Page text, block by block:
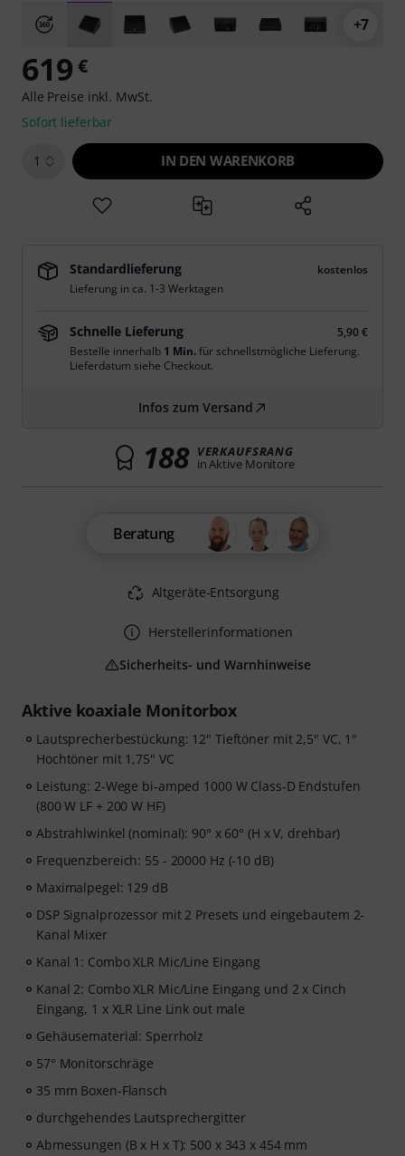
+7
Aktive koaxiale Monitorbox
Lautsprecherbestückung: 12" Tieftöner mit 2,5" VC, 1"
Hochtöner mit 1,75" VC
Leistung: 2-Wege bi-amped 1000 W Class-D Endstufen
(800 W LF + 200 W HF)
Abstrahlwinkel (nominal): 90° x 60° (H x V, drehbar)
Frequenzbereich: 55 - 20000 Hz (-10 dB)
Maximalpegel: 129 dB
DSP Signalprozessor mit 2 Presets und eingebautem 2-
Kanal Mixer
Kanal 1: Combo XLR Mic/Line Eingang
Kanal 2: Combo XLR Mic/Line Eingang und 2 x Cinch
Eingang, 1 x XLR Line Link out male
Gehäusematerial: Sperrholz
57° Monitorschräge
35 mm Boxen-Flansch
durchgehendes Lautsprechergitter
Abmessungen (B x H x T): 500 x 343 x 454 mm
619 €
Alle Preise inkl. MwSt.
Sofort lieferbar
1 IN DEN WARENKORB
Standardlieferung
kostenlos
Lieferung in ca. 1-3 Werktagen
Schnelle Lieferung
5,90 €
Bestelle innerhalb 1 Min.für schnellstmögliche Lieferung.
Lieferdatum siehe Checkout.
Infos zum Versand
188 VERKAUFSRANG
in Aktive Monitore
Beratung
Altgeräte-Entsorgung
Herstellerinformationen
Sicherheits- und Warnhinweise